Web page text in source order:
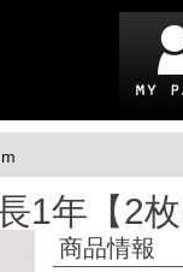
1年【2枚
商品情報